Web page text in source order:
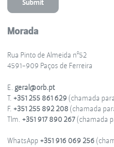
Morada
Rua Pinto de Almeida nº52
4591-909 Paços de Ferreira
E. geral@orb.pt
T. +351 255 861 629 (chamada
F. +351 255 892 208(chamada
Tlm. +351 917 890 267(chamada
WhatsApp +351 916 069 256